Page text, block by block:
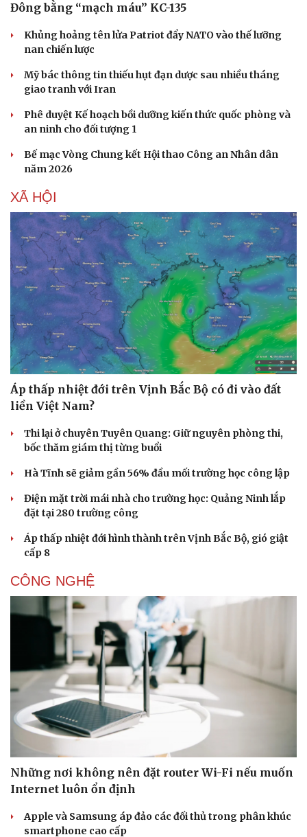
Sân khấu - Điện ảnh
Âm nhạc
Nghệ sĩ
Sao Việt
Đông bằng “mạch máu” KC-135
Khủng hoảng tên lửa Patriot đẩy NATO vào thế lưỡng
nan chiến lược
Mỹ bác thông tin thiếu hụt đạn dược sau nhiều tháng
giao tranh với Iran
Phê duyệt Kế hoạch bồi dưỡng kiến thức quốc phòng và
an ninh cho đối tượng 1
Bế mạc Vòng Chung kết Hội thao Công an Nhân dân
năm 2026
XÃ HỘI
Áp thấp nhiệt đới trên Vịnh Bắc Bộ có đi vào đất
liền Việt Nam?
Thi lại ở chuyên Tuyên Quang: Giữ nguyên phòng thi,
bốc thăm giám thị từng buổi
Hà Tĩnh sẽ giảm gần 56% đầu mối trường học công lập
Điện mặt trời mái nhà cho trường học: Quảng Ninh lắp
đặt tại 280 trường công
Áp thấp nhiệt đới hình thành trên Vịnh Bắc Bộ, gió giật
cấp 8
CÔNG NGHỆ
Những nơi không nên đặt router Wi-Fi nếu muốn
Internet luôn ổn định
Apple và Samsung áp đảo các đối thủ trong phân khúc
smartphone cao cấp